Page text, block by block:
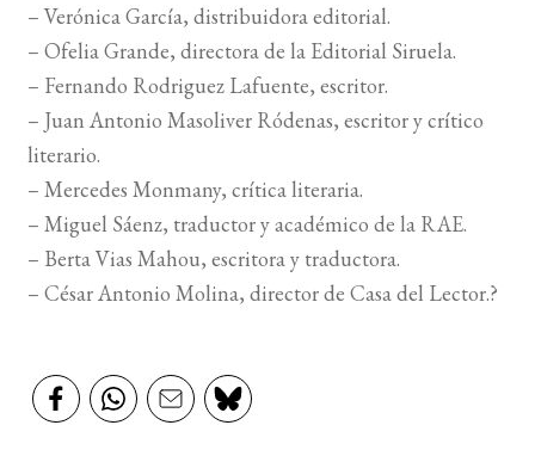
– Verónica García, distribuidora editorial.
– Ofelia Grande, directora de la Editorial Siruela.
– Fernando Rodriguez Lafuente, escritor.
– Juan Antonio Masoliver Ródenas, escritor y crítico
literario.
– Mercedes Monmany, crítica literaria.
– Miguel Sáenz, traductor y académico de la RAE.
– Berta Vias Mahou, escritora y traductora.
– César Antonio Molina, director de Casa del Lector.?